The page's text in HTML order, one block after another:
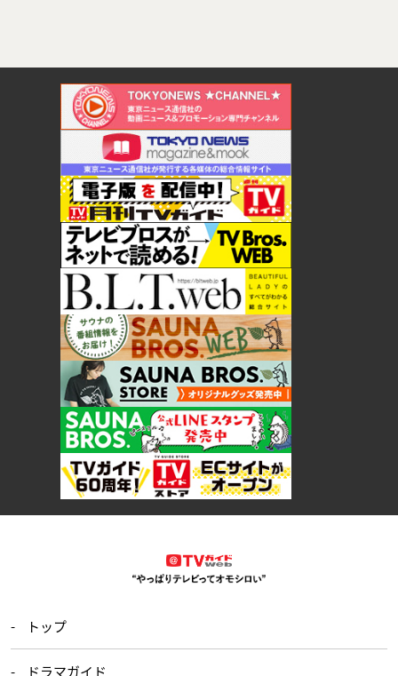
トップ
ドラマガイド